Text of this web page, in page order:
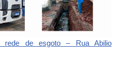
rede de esgoto – Rua Abilio